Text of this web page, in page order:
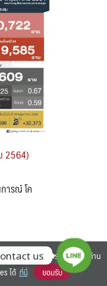
2564)
ารณ์ โค
RESERVED.
พิ่มประสิทธิภาพการใช้งานของท่าน
ได้ ที่นี่ ยอมรับ
us